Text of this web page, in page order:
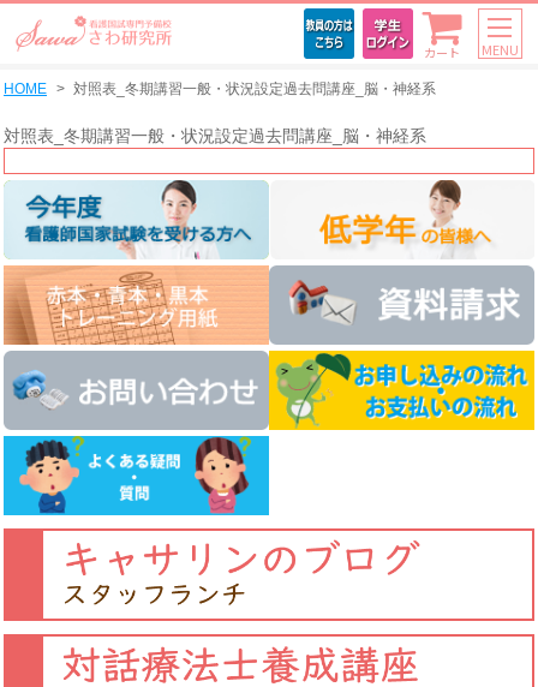
カート MENU
HOME 対照表_冬期講習一般・状況設定過去問講座_脳・神経系
対照表_冬期講習一般・状況設定過去問講座_脳・神経系